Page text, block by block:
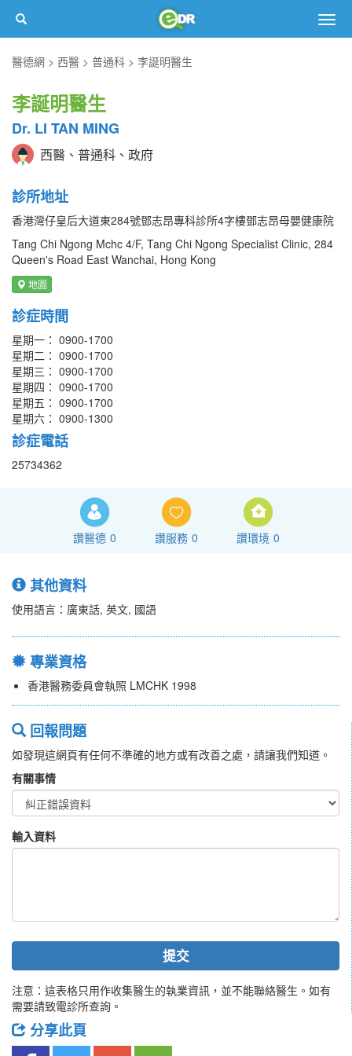
醫德網
西醫 普通科 李誕明醫生
李誕明醫生
Dr. LI TAN MING
西醫、普通科、政府
診所地址
香港灣仔皇后大道東284號鄧志昂專科診所4字樓鄧志昂母嬰健康院
Tang Chi Ngong Mchc 4/F, Tang Chi Ngong Specialist Clinic, 284
Queen's Road East Wanchai, Hong Kong
地圖
診症時間
星期一： 0900-1700
星期二： 0900-1700
星期三： 0900-1700
星期四： 0900-1700
星期五： 0900-1700
星期六： 0900-1300
診症電話
25734362
讚醫德 0 讚服務 0 讚環境 0
其他資料
使用語言：廣東話, 英文, 國語
專業資格
香港醫務委員會執照 LMCHK 1998
回報問題
如發現這網頁有任何不準確的地方或有改善之處，請讓我們知道。
有關事情
輸入資料
提交
注意：這表格只用作收集醫生的執業資訊，並不能聯絡醫生。如有
需要請致電診所查詢。
分享此頁